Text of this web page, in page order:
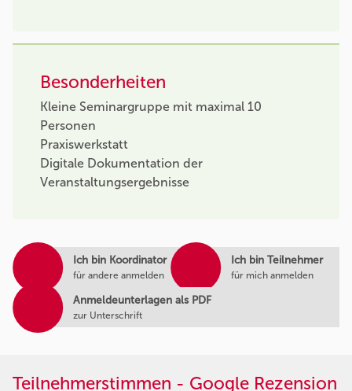
Ich bin Koordinator
für andere anmelden
Ich bin Teilnehmer
für mich anmelden
Anmeldeunterlagen als PDF
zur Unterschrift
Besonderheiten
Kleine Seminargruppe mit maximal 10
Personen
Praxiswerkstatt
Digitale Dokumentation der
Veranstaltungsergebnisse
Teilnehmerstimmen - Google Rezension